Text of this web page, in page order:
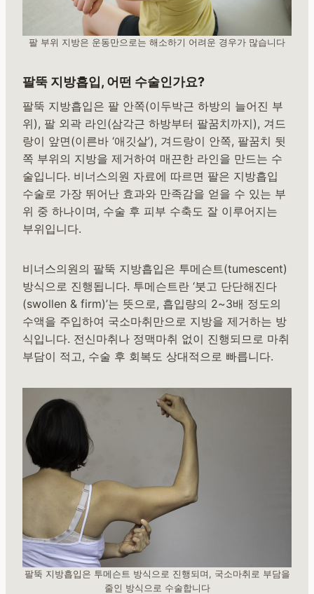
팔 부위 지방은 운동만으로는 해소하기 어려운 경우가 많습니다
팔뚝 지방흡입, 어떤 수술인가요?
팔뚝 지방흡입은 팔 안쪽(이두박근 하방의 늘어진 부
위), 팔 외곽 라인(삼각근 하방부터 팔꿈치까지), 겨드
랑이 앞면(이른바 ‘애깃살’), 겨드랑이 안쪽, 팔꿈치 뒷
쪽 부위의 지방을 제거하여 매끈한 라인을 만드는 수
술입니다. 비너스의원 자료에 따르면 팔은 지방흡입
수술로 가장 뛰어난 효과와 만족감을 얻을 수 있는 부
위 중 하나이며, 수술 후 피부 수축도 잘 이루어지는
부위입니다.
비너스의원의 팔뚝 지방흡입은 투메슨트(tumescent)
방식으로 진행됩니다. 투메슨트란 ‘붓고 단단해진다
(swollen & firm)’는 뜻으로, 흡입량의 2~3배 정도의
수액을 주입하여 국소마취만으로 지방을 제거하는 방
식입니다. 전신마취나 정맥마취 없이 진행되므로 마취
부담이 적고, 수술 후 회복도 상대적으로 빠릅니다.
팔뚝 지방흡입은 투메슨트 방식으로 진행되며, 국소마취로 부담을
줄인 방식으로 수술합니다